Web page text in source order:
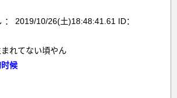
： 2019/10/26(土)18:48:41.61 ID：
れてない頃やん
候